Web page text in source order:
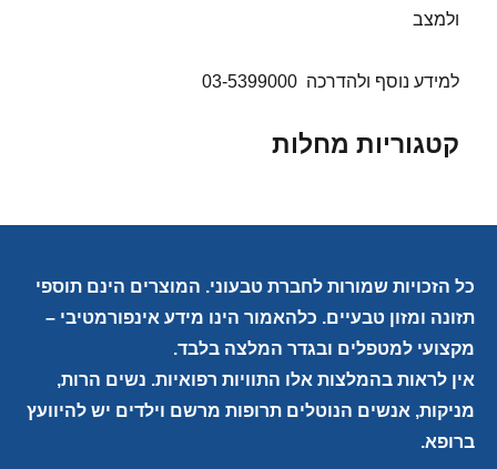
ולמצב
למידע נוסף ולהדרכה 03-5399000
קטגוריות מחלות
כל הזכויות שמורות לחברת טבעוני. המוצרים הינם תוספי
תזונה ומזון טבעיים. כלהאמור הינו מידע אינפורמטיבי –
מקצועי למטפלים ובגדר המלצה בלבד.
אין לראות בהמלצות אלו התוויות רפואיות. נשים הרות,
מניקות, אנשים הנוטלים תרופות מרשם וילדים יש להיוועץ
ברופא.